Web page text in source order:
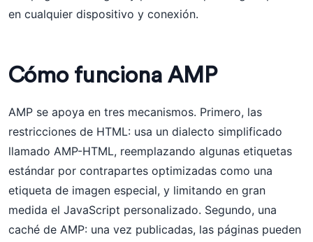
en cualquier dispositivo y conexión.
Cómo funciona AMP
AMP se apoya en tres mecanismos. Primero, las
restricciones de HTML: usa un dialecto simplificado
llamado AMP-HTML, reemplazando algunas etiquetas
estándar por contrapartes optimizadas como una
etiqueta de imagen especial, y limitando en gran
medida el JavaScript personalizado. Segundo, una
caché de AMP: una vez publicadas, las páginas pueden